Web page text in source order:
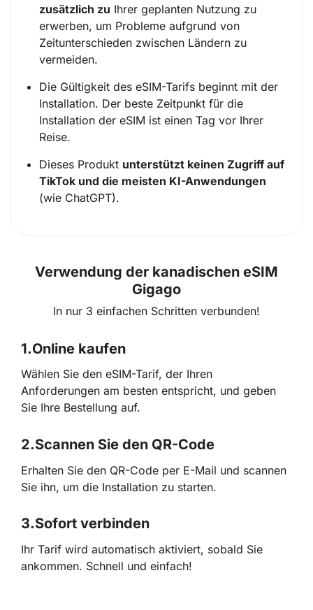
zusätzlich zu Ihrer geplanten Nutzung zu
erwerben, um Probleme aufgrund von
Zeitunterschieden zwischen Ländern zu
vermeiden.
Die Gültigkeit des eSIM-Tarifs beginnt mit der
Installation. Der beste Zeitpunkt für die
Installation der eSIM ist einen Tag vor Ihrer
Reise.
Dieses Produkt unterstützt keinen Zugriff auf
TikTok und die meisten KI-Anwendungen
(wie ChatGPT).
Verwendung der kanadischen eSIM
Gigago
In nur 3 einfachen Schritten verbunden!
1.Online kaufen
Wählen Sie den eSIM-Tarif, der Ihren
Anforderungen am besten entspricht, und geben
Sie Ihre Bestellung auf.
2.Scannen Sie den QR-Code
Erhalten Sie den QR-Code per E-Mail und scannen
Sie ihn, um die Installation zu starten.
3.Sofort verbinden
Ihr Tarif wird automatisch aktiviert, sobald Sie
ankommen. Schnell und einfach!